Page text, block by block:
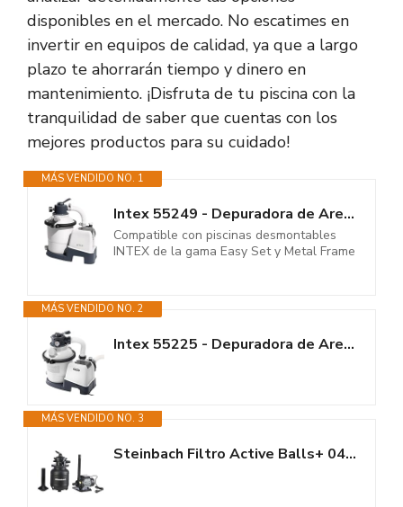
disponibles en el mercado. No escatimes en
invertir en equipos de calidad, ya que a largo
plazo te ahorrarán tiempo y dinero en
mantenimiento. ¡Disfruta de tu piscina con la
tranquilidad de saber que cuentas con los
mejores productos para su cuidado!
MÁS VENDIDO NO. 1
Intex 55249 - Depuradora de Arena Krystal Clear 3.500 L/H, depuradora...
Compatible con piscinas desmontables
INTEX de la gama Easy Set y Metal Frame
MÁS VENDIDO NO. 2
Intex 55225 - Depuradora de Arena Krystal Clear 5.700 L/H, depuradora...
MÁS VENDIDO NO. 3
Steinbach Filtro Active Balls+ 040386 – Bomba no autoabsorbente para...